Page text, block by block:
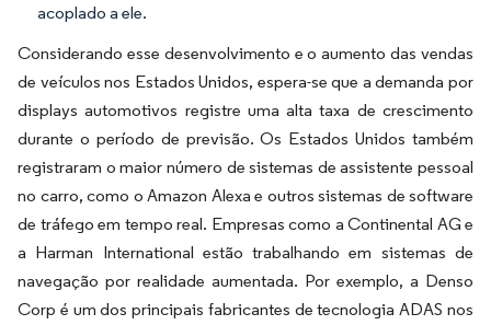
acoplado a ele.
Considerando esse desenvolvimento e o aumento das vendas
de veículos nos Estados Unidos, espera-se que a demanda por
displays automotivos registre uma alta taxa de crescimento
durante o período de previsão. Os Estados Unidos também
registraram o maior número de sistemas de assistente pessoal
no carro, como o Amazon Alexa e outros sistemas de software
de tráfego em tempo real. Empresas como a Continental AG e
a Harman International estão trabalhando em sistemas de
navegação por realidade aumentada. Por exemplo, a Denso
Corp é um dos principais fabricantes de tecnologia ADAS nos